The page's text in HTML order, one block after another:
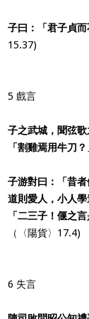
子曰：「君子貞而
15.37)
5 戲言
子之武城，聞弦
「割雞焉用牛刀？
子游對曰：「昔
道則愛人，小人
「二三子！偃之
（〈陽貨〉17.4)
6 失言